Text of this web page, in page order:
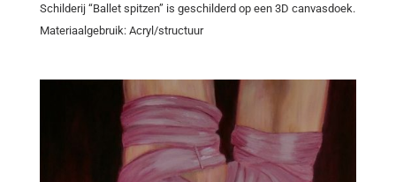
Schilderij “Ballet spitzen” is geschilderd op een 3D canvasdoek.
Materiaalgebruik: Acryl/structuur